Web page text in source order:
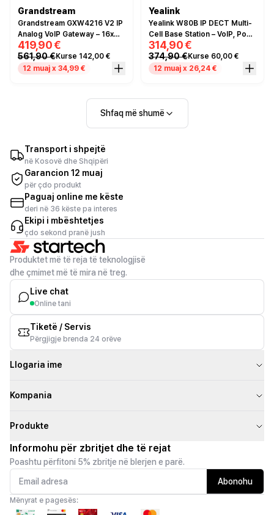
Grandstream
Grandstream GXW4216 V2 IP
Analog VoIP Gateway – 16x
FXS RJ11, 1x Gigabit Ethernet,
SIP, T.38 Fax, Rack/Desktop
Mount, i zi
419,90 €
561,90 €Kurse 142,00 €
12 muaj x 34,99 €
Yealink
Yealink W80B IP DECT Multi-
Cell Base Station – VoIP, PoE,
HD Voice, deri 100 Handsets,
30 Base Stations, i bardhë
314,90 €
374,90 €Kurse 60,00 €
12 muaj x 26,24 €
Shfaq më shumë
Transport i shpejtë
në Kosovë dhe Shqipëri
Garancion 12 muaj
për çdo produkt
Paguaj online me këste
deri në 36 këste pa interes
Ekipi i mbështetjes
çdo sekond pranë jush
Produktet më të reja të teknologjisë
dhe çmimet më të mira në treg.
Live chat
Online tani
Tiketë / Servis
Përgjigje brenda 24 orëve
Llogaria ime
Kompania
Produkte
Informohu për zbritjet dhe të rejat
Poashtu përfitoni 5% zbritje në blerjen e parë.
Abonohu
Mënyrat e pagesës: